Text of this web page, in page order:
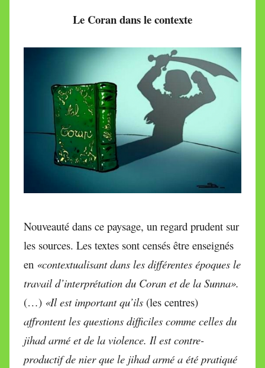
Le Coran dans le contexte
Nouveauté dans ce paysage, un regard prudent sur
les sources. Les textes sont censés être enseignés
en «contextualisant dans les différentes époques le
travail d’interprétation du Coran et de la Sunna».
(…) «Il est important qu’ils (les centres)
affrontent les questions difficiles comme celles du
jihad armé et de la violence. Il est contre-
productif de nier que le jihad armé a été pratiqué